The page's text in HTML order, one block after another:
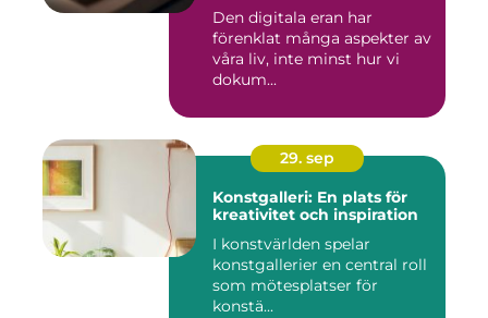
Den digitala eran har
förenklat många aspekter av
våra liv, inte minst hur vi
dokum...
29. sep
Konstgalleri: En plats för
kreativitet och inspiration
I konstvärlden spelar
konstgallerier en central roll
som mötesplatser för
konstä...